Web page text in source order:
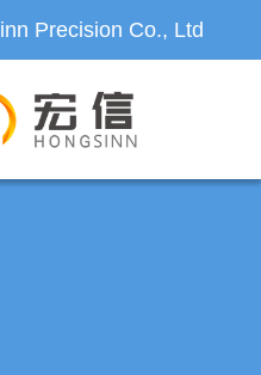
Precision Co., Ltd.